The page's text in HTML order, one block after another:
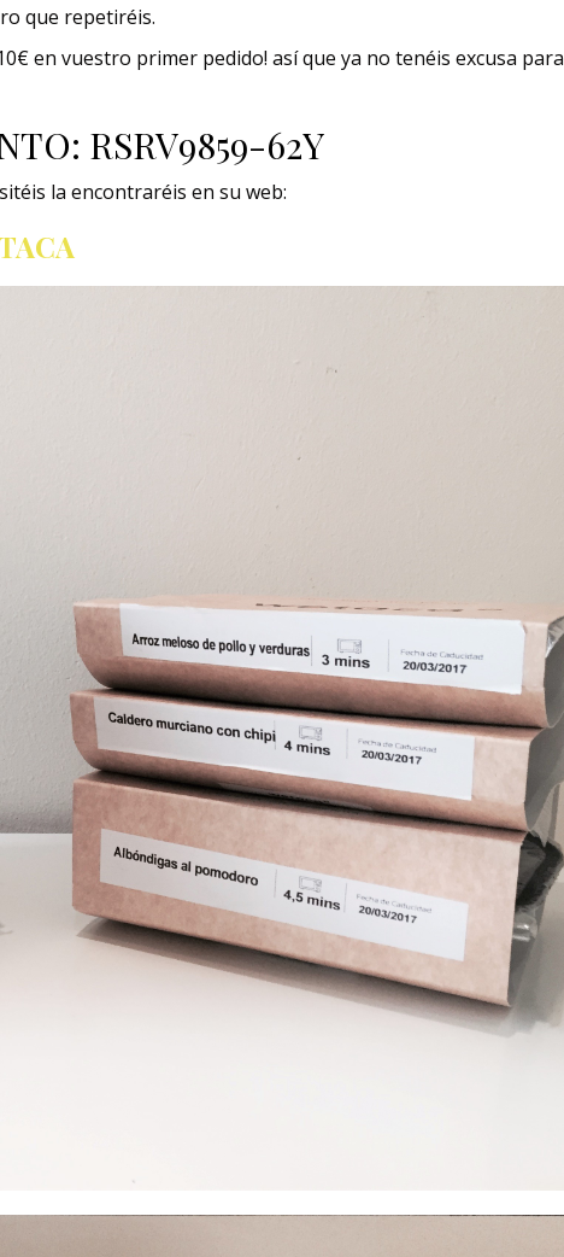
que repetiréis.
en vuestro primer pedido! así que ya no tenéis excusa para
RSRV9859-62Y
la encontraréis en su web: